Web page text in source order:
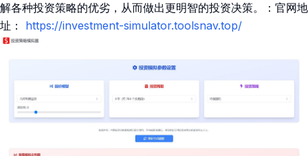
解各种投资策略的优劣，从而做出更明智的投资决策。：官网地
址：
https://investment-simulator.toolsnav.top/